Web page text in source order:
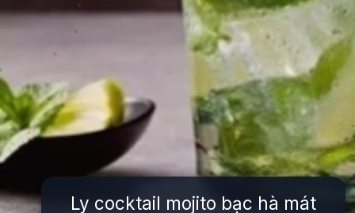
Ly cocktail mojito bạc hà mát